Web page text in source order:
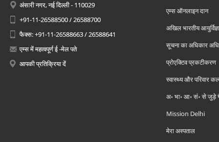
अंसारी नगर, नई दिल्ली - 110029
+91-11-26588500 / 26588700
फैक्स: +91-11-26588663 / 26588641
एम्स में महत्वपूर्ण ई -मेल पते
आपकी प्रतिक्रिया दें
एम्स ऑनलाइन दान
अखिल भारतीय
सूचना का अधिकार
प्रोएक्टिव प्रकटीकरण
स्वास्थ्य और परिवार
अ॰ भा॰ आ॰ सं॰ से जुड़े
Mission Delhi
मेरा अस्पताल